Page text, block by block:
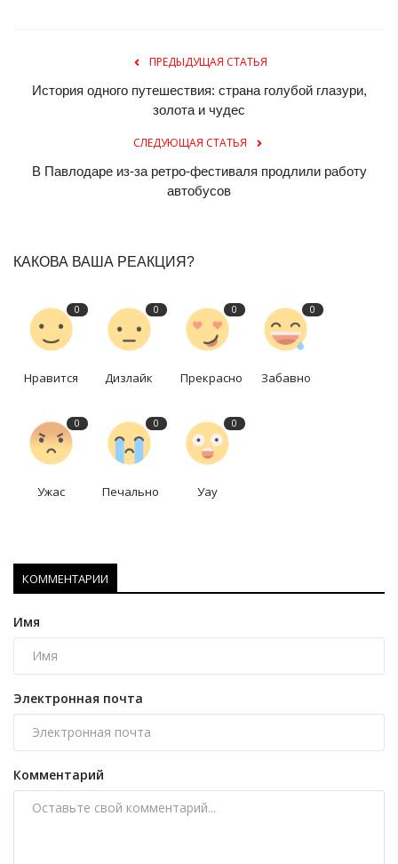
ПРЕДЫДУЩАЯ СТАТЬЯ
История одного путешествия: страна голубой глазури,
золота и чудес
СЛЕДУЮЩАЯ СТАТЬЯ
В Павлодаре из-за ретро-фестиваля продлили работу
автобусов
КАКОВА ВАША РЕАКЦИЯ?
0
Нравится
0
Дизлайк
0
Прекрасно
0
Забавно
0
Ужас
0
Печально
0
Уау
КОММЕНТАРИИ
Имя
Электронная почта
Комментарий